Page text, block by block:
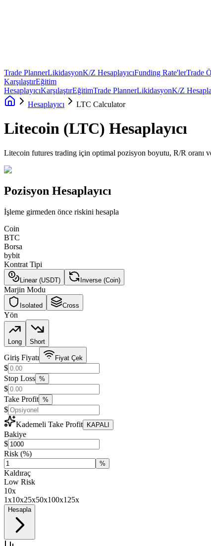
Trade PlannerLikidasyonK/Z HesaplayıcıFunding Rate'lerTrade
KarşılaştırEğitim
HesaplayıcıKarşılaştırEğitimTrade PlannerLikidasyonK/Z
Hesaplayıcı
LTC Calculator
Litecoin (LTC) Hesaplayıcı
Litecoin futures trading için optimal pozisyon boyutu, R/R oranı
Pozisyon Hesaplayıcı
İşleme girmeden önce riskini hesapla
Coin
BTC
Borsa
bybit
Kontrat Tipi
Linear (USDT) Inverse (Coin)
Marjin Modu
Isolated Cross
Yön
Long Short
Giriş Fiyatı Fiyat Çek
$
Stop Loss %
$
Take Profit %
$
Kademeli Take Profit KAPALI
Bakiye
$
Risk (%)
%
Kaldıraç
Low Risk
10x
1x10x25x50x100x125x
Hesapla